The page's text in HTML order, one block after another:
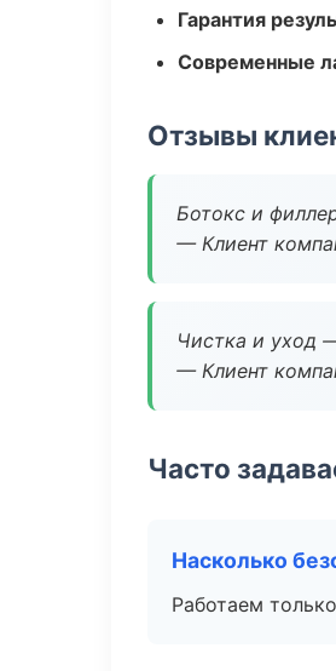
Гарантия
Современные
Отзывы
Ботокс и
— Клиент
Чистка и уход
— Клиент
Часто
Насколько
Работаем